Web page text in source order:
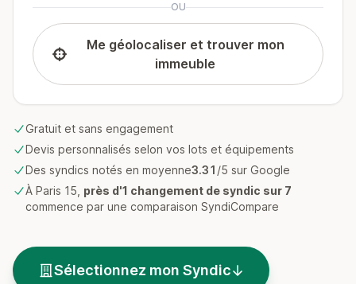
OU
Me géolocaliser et trouver mon
immeuble
Gratuit et sans engagement
Devis personnalisés selon vos lots et équipements
Des syndics notés en moyenne3.31 /5 sur Google
À Paris 15, près d'1 changement de syndic sur 7
commence par une comparaison SyndiCompare
Sélectionnez mon Syndic